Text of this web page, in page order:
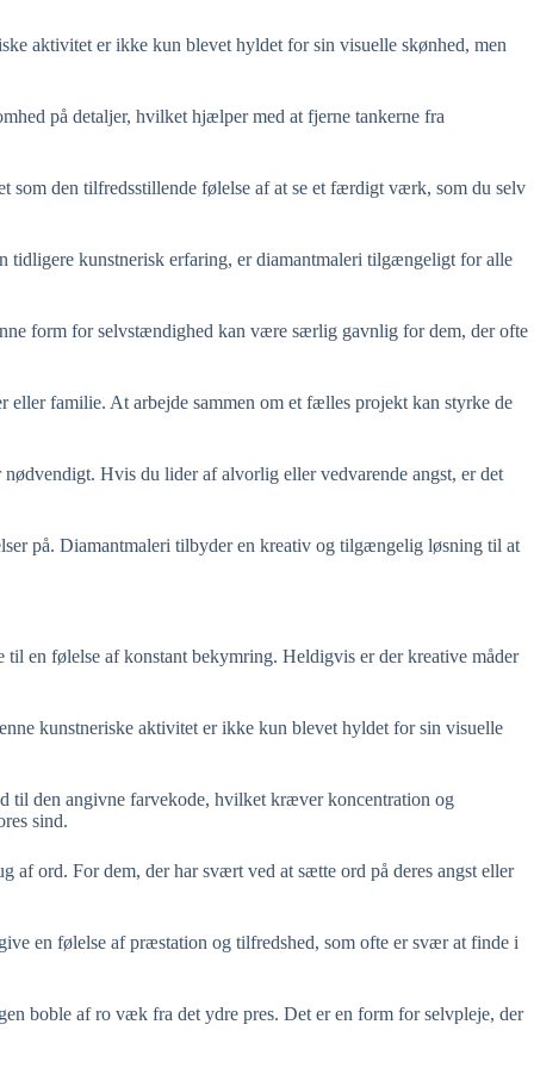
aktivitet er ikke kun blevet hyldet for sin visuelle skønhed, men
på detaljer, hvilket hjælper med at fjerne tankerne fra
den tilfredsstillende følelse af at se et færdigt værk, som du selv
kunstnerisk erfaring, er diamantmaleri tilgængeligt for alle
form for selvstændighed kan være særlig gavnlig for dem, der ofte
eller familie. At arbejde sammen om et fælles projekt kan styrke de
Hvis du lider af alvorlig eller vedvarende angst, er det
på. Diamantmaleri tilbyder en kreativ og tilgængelig løsning til at
en følelse af konstant bekymring. Heldigvis er der kreative måder
kunstneriske aktivitet er ikke kun blevet hyldet for sin visuelle
til den angivne farvekode, hvilket kræver koncentration og
sind.
af ord. For dem, der har svært ved at sætte ord på deres angst eller
en følelse af præstation og tilfredshed, som ofte er svær at finde i
boble af ro væk fra det ydre pres. Det er en form for selvpleje, der